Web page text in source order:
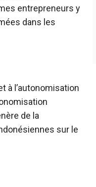
entrepreneurs y
dans les
à l’autonomisation
de la
sur le